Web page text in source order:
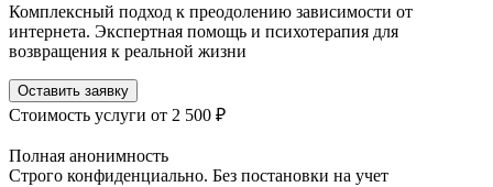
Комплексный подход к преодолению зависимости от
интернета. Экспертная помощь и психотерапия для
возвращения к реальной жизни
Оставить заявку
Стоимость услуги от 2 500 ₽
Полная анонимность
Строго конфиденциально. Без постановки на учет